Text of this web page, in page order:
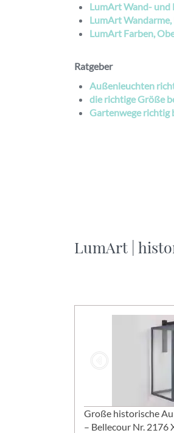
LumArt Wand- und
LumArt
LumArt Farben,
Ratgeber
Außenleuchten
die richtige Größe
Gartenwege richtig
LumArt |
Große historische
– Bellecour Nr. 2176